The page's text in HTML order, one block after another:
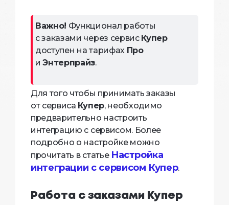
Важно! Функционал работы
с заказами через сервис Купер
доступен на тарифах Про
иЭнтерпрайз.
Для того чтобы принимать заказы
от сервиса Купер, необходимо
предварительно настроить
интеграцию с сервисом. Более
подробно о настройке можно
прочитать в статье Настройка
интеграции с сервисом Купер.
Работа с заказами Купер